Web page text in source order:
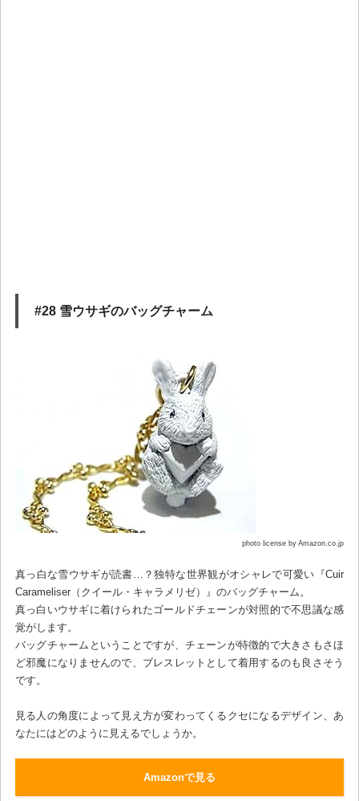
#28 雪ウサギのバッグチャーム
photo license by Amazon.co.jp
真っ白な雪ウサギが読書…？独特な世界観がオシャレで可愛い『Cuir
Carameliser（クイール・キャラメリゼ）』のバッグチャーム。
真っ白いウサギに着けられたゴールドチェーンが対照的で不思議な感
覚がします。
バッグチャームということですが、チェーンが特徴的で大きさもさほ
ど邪魔になりませんので、ブレスレットとして着用するのも良さそう
です。
見る人の角度によって見え方が変わってくるクセになるデザイン、あ
なたにはどのように見えるでしょうか。
Amazonで見る